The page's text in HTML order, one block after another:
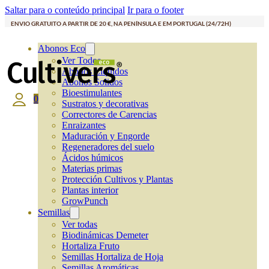
Saltar para o conteúdo principal Ir para o footer
ENVIO GRATUITO A PARTIR DE 20 €, NA PENÍNSULA E EM PORTUGAL (24/72H)
Abonos Eco
Ver Todos
Abonos Líquidos
Abonos Solidos
Bioestimulantes
Sustratos y decorativas
Correctores de Carencias
Enraizantes
Maduración y Engorde
Regeneradores del suelo
Ácidos húmicos
Materias primas
Protección Cultivos y Plantas
Plantas interior
GrowPunch
Semillas
Ver todas
Biodinámicas Demeter
Hortaliza Fruto
Semillas Hortaliza de Hoja
0